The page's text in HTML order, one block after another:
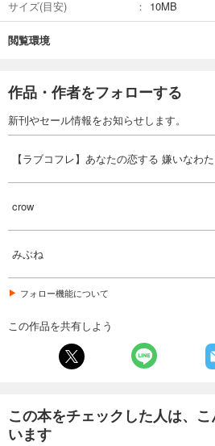
サイズ(目安)
10MB
閲覧環境
作品・作者をフォローする
新刊やセール情報をお知らせします。
【ラブコフレ】あなたの恋する 嫌いなわ
crow
みぶね
フォロー機能について
この作品を共有しよう
この本をチェックした人は、
います